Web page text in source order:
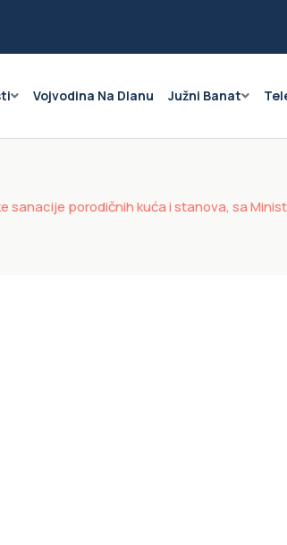
Vojvodina Na Dlanu Južni Banat
porodičnih kuća i stanova, sa